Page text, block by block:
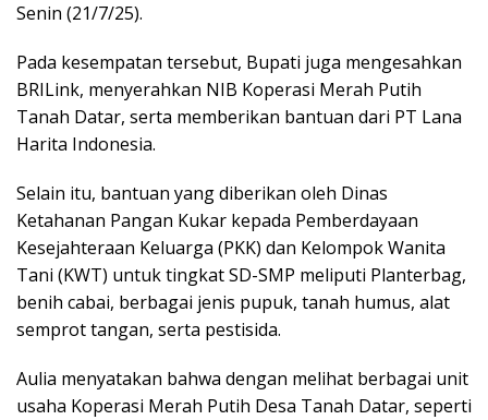
Senin (21/7/25).
Pada kesempatan tersebut, Bupati juga mengesahkan
BRILink, menyerahkan NIB Koperasi Merah Putih
Tanah Datar, serta memberikan bantuan dari PT Lana
Harita Indonesia.
Selain itu, bantuan yang diberikan oleh Dinas
Ketahanan Pangan Kukar kepada Pemberdayaan
Kesejahteraan Keluarga (PKK) dan Kelompok Wanita
Tani (KWT) untuk tingkat SD-SMP meliputi Planterbag,
benih cabai, berbagai jenis pupuk, tanah humus, alat
semprot tangan, serta pestisida.
Aulia menyatakan bahwa dengan melihat berbagai unit
usaha Koperasi Merah Putih Desa Tanah Datar, seperti